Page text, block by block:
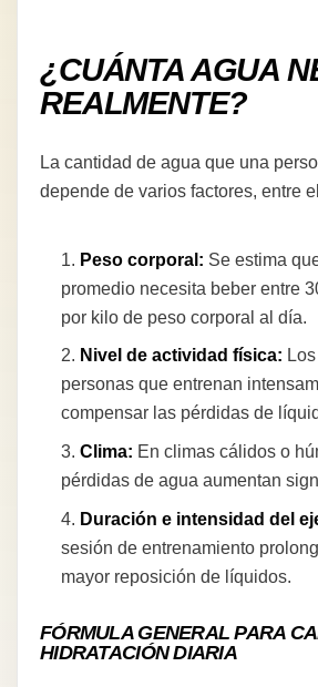
¿CUÁNTA AGUA
REALMENTE?
La cantidad de agua que una
depende de varios factores, entre
Peso corporal: Se estima
promedio necesita beber entre
por kilo de peso corporal al día.
Nivel de actividad física:
personas que entrenan
compensar las pérdidas de
Clima: En climas cálidos o
pérdidas de agua aumentan
Duración e intensidad del
sesión de entrenamiento
mayor reposición de líquidos.
FÓRMULA GENERAL PARA
HIDRATACIÓN DIARIA